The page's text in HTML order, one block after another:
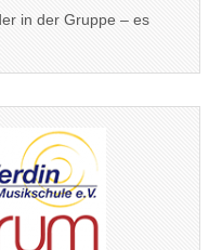
in der Gruppe – es